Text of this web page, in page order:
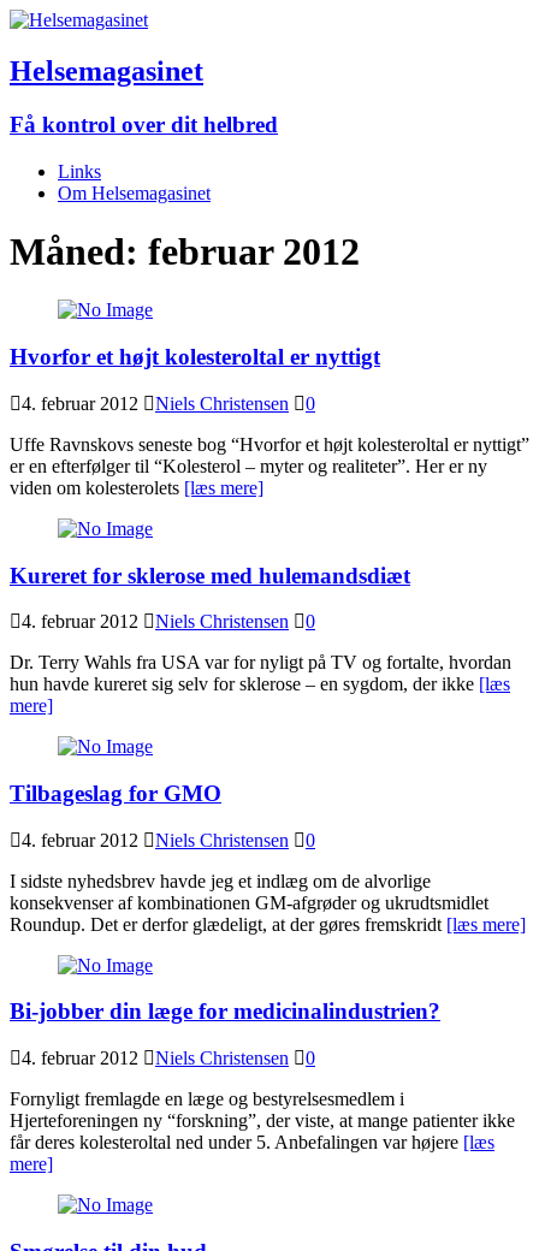
Helsemagasinet
Få kontrol over dit helbred
Links
Om Helsemagasinet
Måned: februar 2012
Hvorfor et højt kolesteroltal er nyttigt
4. februar 2012 Niels Christensen
0
Uffe Ravnskovs seneste bog “Hvorfor et højt kolesteroltal er nyttigt”
er en efterfølger til “Kolesterol – myter og realiteter”. Her er ny
viden om kolesterolets [læs mere]
Kureret for sklerose med hulemandsdiæt
4. februar 2012 Niels Christensen
0
Dr. Terry Wahls fra USA var for nyligt på TV og fortalte, hvordan
hun havde kureret sig selv for sklerose – en sygdom, der ikke [læs
mere]
Tilbageslag for GMO
4. februar 2012 Niels Christensen
0
I sidste nyhedsbrev havde jeg et indlæg om de alvorlige
konsekvenser af kombinationen GM-afgrøder og ukrudtsmidlet
Roundup. Det er derfor glædeligt, at der gøres fremskridt [læs mere]
Bi-jobber din læge for medicinalindustrien?
4. februar 2012 Niels Christensen
0
Fornyligt fremlagde en læge og bestyrelsesmedlem i
Hjerteforeningen ny “forskning”, der viste, at mange patienter ikke
får deres kolesteroltal ned under 5. Anbefalingen var højere [læs
mere]